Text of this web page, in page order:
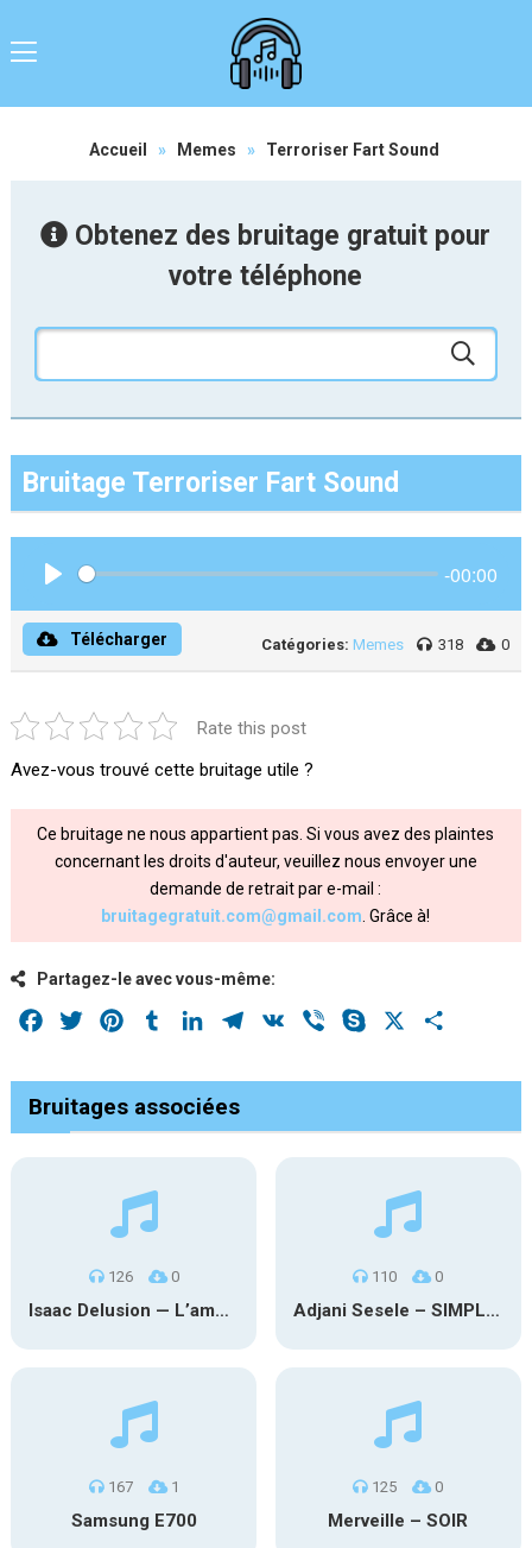
Accueil » Memes » Terroriser Fart Sound
Obtenez des bruitage gratuit pour
votre téléphone
Bruitage Terroriser Fart Sound
-00:00
Télécharger Catégories: Memes 318 0
Rate this post
Avez-vous trouvé cette bruitage utile ?
Ce bruitage ne nous appartient pas. Si vous avez des plaintes
concernant les droits d'auteur, veuillez nous envoyer une
demande de retrait par e-mail :
bruitagegratuit.com@gmail.com . Grâce à!
Partagez-le avec vous-même:
Facebook
Twitter PinterestTumblrLinkedInTelegram
VK Viber Skype
Bruitages associées
126 0
Isaac Delusion — L’amour illogique
110 0
Adjani Sesele – SIMPLE REGARD
167 1
Samsung E700
125 0
Merveille – SOIR